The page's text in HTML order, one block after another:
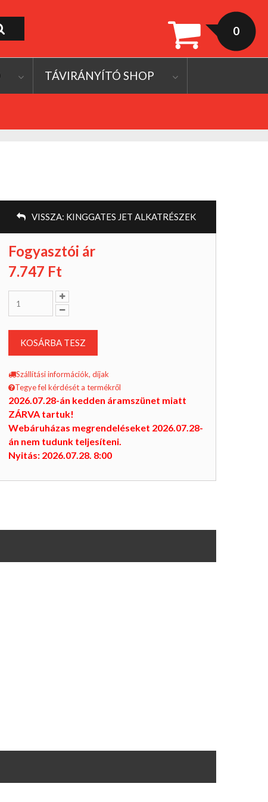
0
TÁVIRÁNYÍTÓ SHOP
VISSZA: KINGGATES JET ALKATRÉSZEK
Fogyasztói ár
7.747 Ft
KOSÁRBA TESZ
Szállítási információk, díjak
Tegye fel kérdését a termékről
2026.07.28-án kedden áramszünet miatt
ZÁRVA tartuk!
Webáruházas megrendeléseket 2026.07.28-
án nem tudunk teljesíteni.
Nyitás: 2026.07.28. 8:00